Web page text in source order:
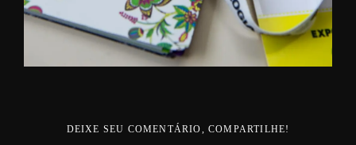
DEIXE SEU COMENTÁRIO, COMPARTILHE!